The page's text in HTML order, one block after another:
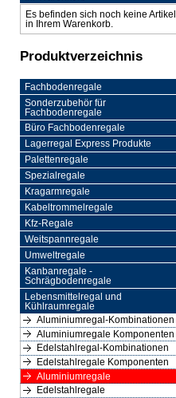
Es befinden sich noch keine Artikel
in Ihrem Warenkorb.
Produktverzeichnis
Fachbodenregale
Sonderzubehör für
Fachbodenregale
Büro Fachbodenregale
Lagerregal Express Produkte
Palettenregale
Spezialregale
Kragarmregale
Kabeltrommelregale
Kfz-Regale
Weitspannregale
Umweltregale
Kanbanregale -
Schrägbodenregale
Lebensmittelregal und
Kühlraumregale
Aluminiumregal-Kombinationen
Aluminiumregale Komponenten
Edelstahlregal-Kombinationen
Edelstahlregale Komponenten
Aluminiumregale
Edelstahlregale